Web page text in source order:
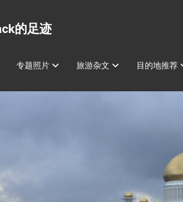
的足迹
专题照片 旅游杂文 目的地推荐